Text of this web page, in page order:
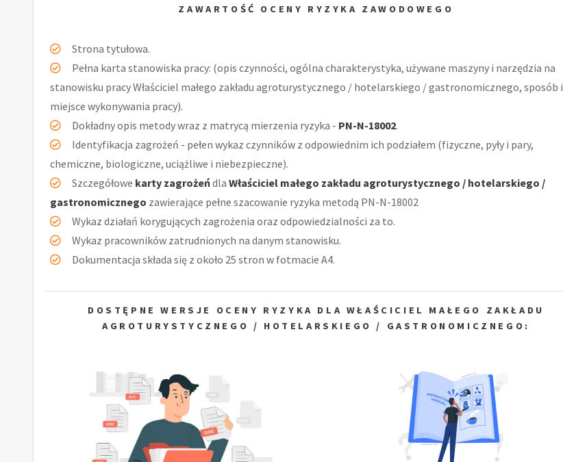
ZAWARTOŚĆ OCENY RYZYKA ZAWODOWEGO
Strona tytułowa.
Pełna karta stanowiska pracy: (opis czynności, ogólna charakterystyka, używane maszyny i narzędzia na
stanowisku pracy Właściciel małego zakładu agroturystycznego / hotelarskiego / gastronomicznego, sposób i
miejsce wykonywania pracy).
Dokładny opis metody wraz z matrycą mierzenia ryzyka - PN-N-18002.
Identyfikacja zagrożeń - pełen wykaz czynników z odpowiednim ich podziałem (fizyczne, pyły i pary,
chemiczne, biologiczne, uciążliwe i niebezpieczne).
Szczegółowe karty zagrożeńdla Właściciel małego zakładu agroturystycznego / hotelarskiego /
gastronomicznego zawierające pełne szacowanie ryzyka metodą PN-N-18002
Wykaz działań korygujących zagrożenia oraz odpowiedzialności za to.
Wykaz pracowników zatrudnionych na danym stanowisku.
Dokumentacja składa się z około 25 stron w fotmacie A4.
DOSTĘPNE WERSJE OCENY RYZYKA DLA WŁAŚCICIEL MAŁEGO ZAKŁADU
AGROTURYSTYCZNEGO / HOTELARSKIEGO / GASTRONOMICZNEGO: